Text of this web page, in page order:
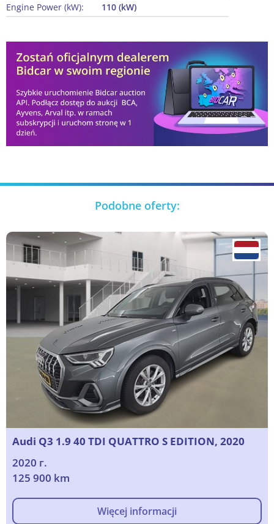
Engine Power (kW):
110 (kW)
Podobne oferty:
Audi Q3 1.9 40 TDI QUATTRO S EDITION, 2020
2020 г.
125 900 km
Więcej informacji